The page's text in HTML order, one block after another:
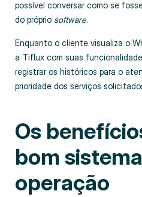
possível conversar como se
do próprio software.
Enquanto o cliente visualiza o
a Tiflux com suas
registrar os históricos para o
prioridade dos serviços
Os
bom
operação